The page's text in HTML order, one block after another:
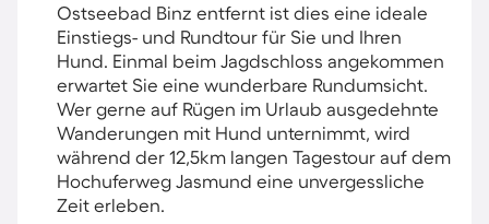
Ostseebad Binz entfernt ist dies eine ideale
Einstiegs- und Rundtour für Sie und Ihren
Hund. Einmal beim Jagdschloss angekommen
erwartet Sie eine wunderbare Rundumsicht.
Wer gerne auf Rügen im Urlaub ausgedehnte
Wanderungen mit Hund unternimmt, wird
während der 12,5km langen Tagestour auf dem
Hochuferweg Jasmund eine unvergessliche
Zeit erleben.